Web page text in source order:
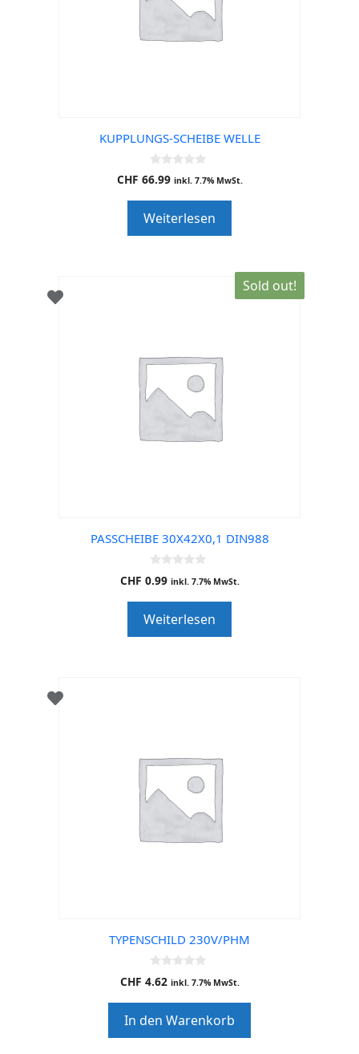
KUPPLUNGS-SCHEIBE WELLE
0
o
o
f
5
CHF 66.99 inkl. 7.7% MwSt.
Weiterlesen
Sold out!
PASSCHEIBE 30X42X0,1 DIN988
0
o
o
f
5
CHF 0.99 inkl. 7.7% MwSt.
Weiterlesen
TYPENSCHILD 230V/PHM
0
o
o
f
5
CHF 4.62 inkl. 7.7% MwSt.
In den Warenkorb